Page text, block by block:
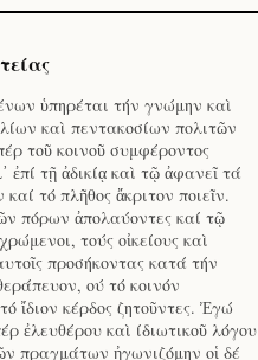
ὑπηρέται τήν γνώμην καὶ
καὶ πεντακοσίων πολιτῶν
τοῦ κοινοῦ συμφέροντος
ἐπί τῇ ἀδικίᾳ καὶ τῷ ἀφανεῖ τά
τό πλῆθος ἄκριτον ποιεῖν.
πόρων ἀπολαύοντες καί τῷ
τούς οἰκείους καὶ
προσήκοντας κατά τήν
ού τό κοινόν
ἴδιον κέρδος ζητοῦντες. Ἐγώ
ἐλευθέρου καὶ ίδιωτικοῦ λόγου
πραγμάτων ἠγωνιζόμην οἱ δέ